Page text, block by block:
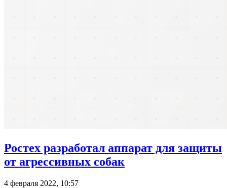
Ростех разработал аппарат для защиты
от агрессивных собак
4 февраля 2022, 10:57